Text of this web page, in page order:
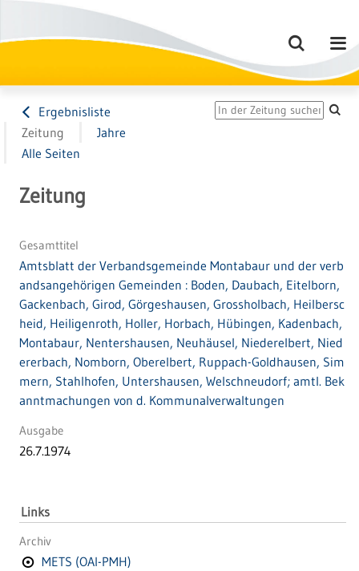
Ergebnisliste
Zeitung
Jahre
Alle Seiten
Zeitung
Gesamttitel
Amtsblatt der Verbandsgemeinde Montabaur und der verb
andsangehörigen Gemeinden : Boden, Daubach, Eitelborn,
Gackenbach, Girod, Görgeshausen, Grossholbach, Heilbersc
heid, Heiligenroth, Holler, Horbach, Hübingen, Kadenbach,
Montabaur, Nentershausen, Neuhäusel, Niederelbert, Nied
ererbach, Nomborn, Oberelbert, Ruppach-Goldhausen, Sim
mern, Stahlhofen, Untershausen, Welschneudorf; amtl. Bek
anntmachungen von d. Kommunalverwaltungen
Ausgabe
26.7.1974
Links
Archiv
METS (OAI-PMH)